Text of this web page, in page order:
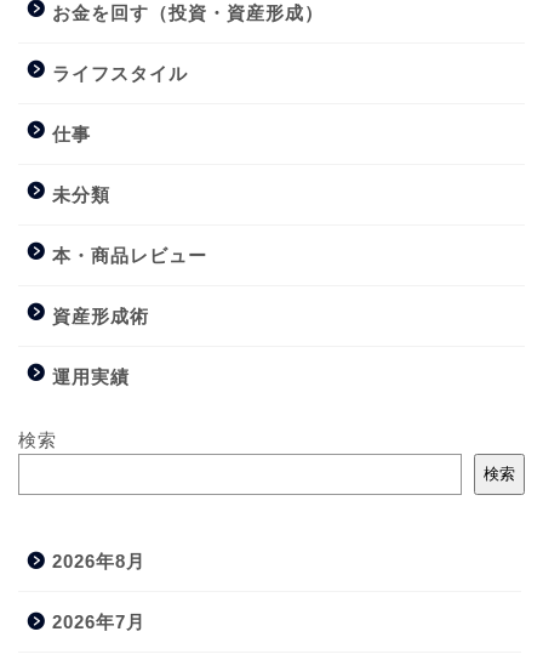
お金を回す（投資・資産形成）
ライフスタイル
仕事
未分類
本・商品レビュー
資産形成術
運用実績
検索
検索
2026年8月
2026年7月